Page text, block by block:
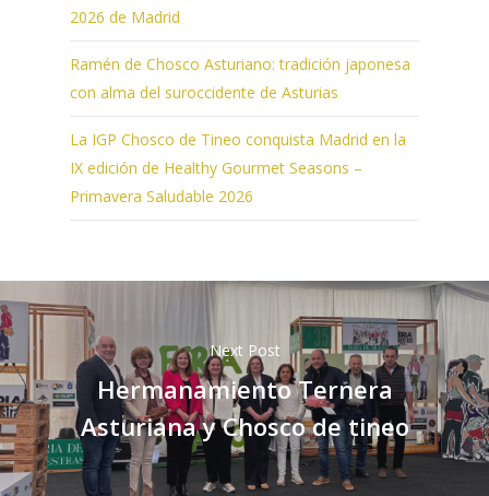
2026 de Madrid
Ramén de Chosco Asturiano: tradición japonesa
con alma del suroccidente de Asturias
La IGP Chosco de Tineo conquista Madrid en la
IX edición de Healthy Gourmet Seasons –
Primavera Saludable 2026
Next Post
Hermanamiento Ternera
Asturiana y Chosco de tineo